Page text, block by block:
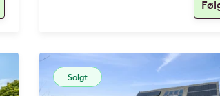
Solgt